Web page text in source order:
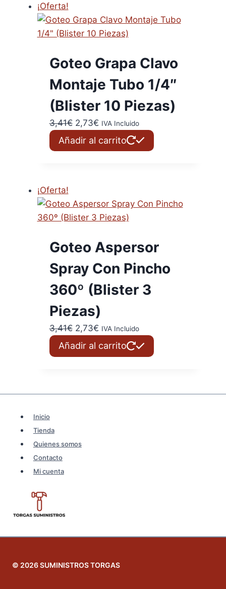
¡Oferta!
Goteo Grapa Clavo
Montaje Tubo 1/4″
(Blister 10 Piezas)
3,41€ El
precio
original
2,73€El
precio
actual
IVA Incluido
Añadir al carrito
¡Oferta!
Goteo Aspersor
Spray Con Pincho
360º (Blister 3
Piezas)
3,41€ El
precio
original
2,73€El
precio
actual
IVA Incluido
Añadir al carrito
Inicio
Tienda
Quienes somos
Contacto
Mi cuenta
© 2026 SUMINISTROS TORGAS